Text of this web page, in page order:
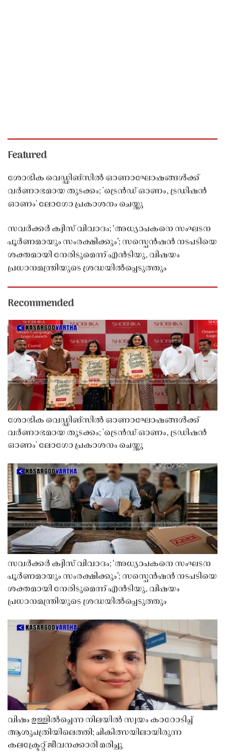
Featured
ശോഭിക വെഡ്ഡിങ്സിൽ ഓണാഘോഷങ്ങൾക്ക്
വർണാഭമായ തുടക്കം; 'ട്രെൻഡ് ഓണം, ട്രഡിഷൻ
ഓണം' ലോഗോ പ്രകാശനം ചെയ്തു
സവർക്കർ ക്വിസ് വിവാദം; ‘അധ്യാപകനെ സംഘടന
പൂർണമായും സംരക്ഷിക്കും’; സസ്പെൻഷൻ നടപടിയെ
ശക്തമായി നേരിടുമെന്ന് എൻടിയു, വിഷയം
പ്രധാനമന്ത്രിയുടെ ശ്രദ്ധയിൽപ്പെടുത്തും
Recommended
ശോഭിക വെഡ്ഡിങ്സിൽ ഓണാഘോഷങ്ങൾക്ക്
വർണാഭമായ തുടക്കം; 'ട്രെൻഡ് ഓണം, ട്രഡിഷൻ
ഓണം' ലോഗോ പ്രകാശനം ചെയ്തു
സവർക്കർ ക്വിസ് വിവാദം; ‘അധ്യാപകനെ സംഘടന
പൂർണമായും സംരക്ഷിക്കും’; സസ്പെൻഷൻ നടപടിയെ
ശക്തമായി നേരിടുമെന്ന് എൻടിയു, വിഷയം
പ്രധാനമന്ത്രിയുടെ ശ്രദ്ധയിൽപ്പെടുത്തും
വിഷം ഉള്ളിൽച്ചെന്ന നിലയിൽ സ്വയം കാറോടിച്ച്
ആശുപത്രിയിലെത്തി; ചികിത്സയിലായിരുന്ന
കലക്ട്രേറ്റ് ജീവനക്കാരി മരിച്ചു